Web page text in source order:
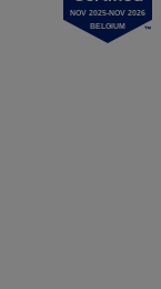
NOV 2025-NOV 2026
BELGIUM